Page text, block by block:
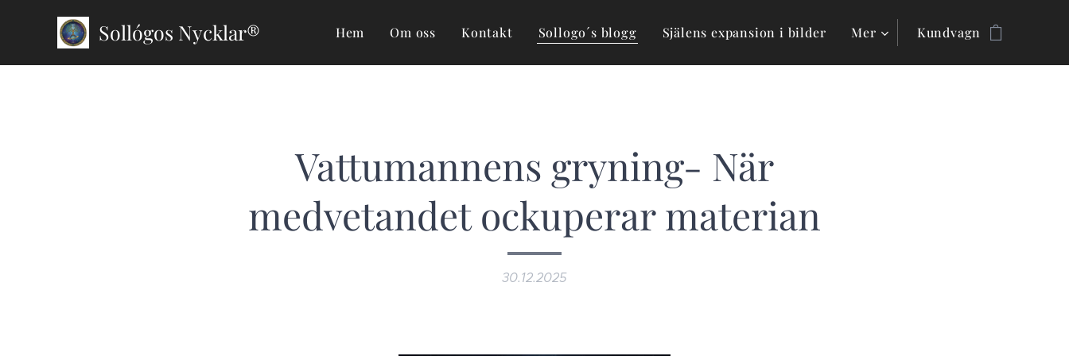
Sollógos Nycklar® Hem Om oss Kontakt Sollogo´s blogg Själens expansion i bilder Mer Kundvagn
Vattumannens gryning- När
medvetandet ockuperar materian
30.12.2025